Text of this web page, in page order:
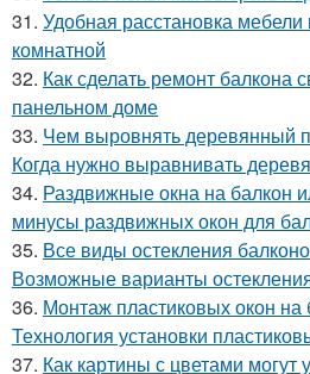
31. Удобная расстановка
комнатной
32. Как сделать ремонт балкона
панельном доме
33. Чем выровнять деревянный
Когда нужно выравнивать
34. Раздвижные окна на балкон
минусы раздвижных окон для
35. Все виды остекления
Возможные варианты
36. Монтаж пластиковых окон на
Технология установки
37. Как картины с цветами могут